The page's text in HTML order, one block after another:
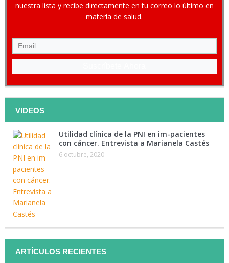
nuestra lista y recibe directamente en tu correo lo último en
materia de salud.
VIDEOS
Utilidad clínica de la PNI en im-pacientes
con cáncer. Entrevista a Marianela Castés
6 octubre, 2020
ARTÍCULOS RECIENTES